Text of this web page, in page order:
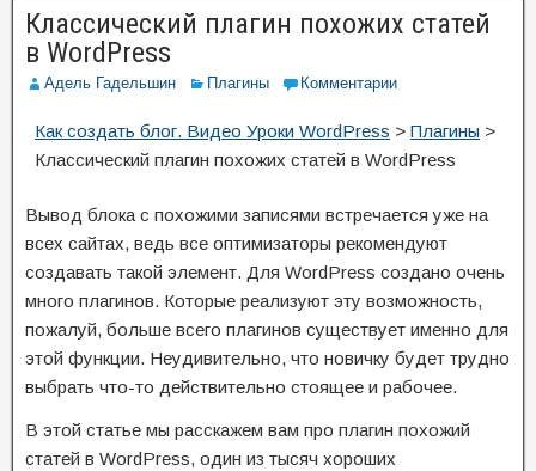
Классический плагин похожих статей
в WordPress
Адель Гадельшин Плагины Комментарии
Как создать блог. Видео Уроки WordPress > Плагины >
Классический плагин похожих статей в WordPress
Вывод блока с похожими записями встречается уже на
всех сайтах, ведь все оптимизаторы рекомендуют
создавать такой элемент. Для WordPress создано очень
много плагинов. Которые реализуют эту возможность,
пожалуй, больше всего плагинов существует именно для
этой функции. Неудивительно, что новичку будет трудно
выбрать что-то действительно стоящее и рабочее.
В этой статье мы расскажем вам про плагин похожий
статей в WordPress, один из тысяч хороших